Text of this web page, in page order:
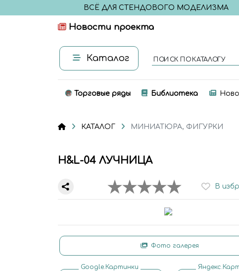
ВСЁ ДЛЯ СТЕНДОВОГО МОДЕЛИЗМА
Новости проекта
Каталог ПОИСК ПО КАТАЛОГУ
Торговые ряды Библиотека
КАТАЛОГ МИНИАТЮРА, ФИГУРКИ
H&L-04 ЛУЧНИЦА
В
Фото галерея
Google.Картинки